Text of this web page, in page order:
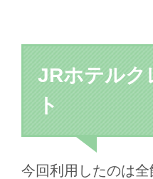
JRホテルク
ト
今回利用したのは